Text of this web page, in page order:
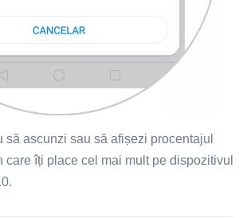
să ascunzi sau să afișezi procentajul
care îți place cel mai mult pe dispozitivul